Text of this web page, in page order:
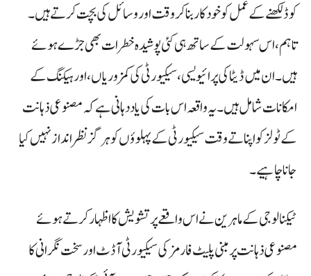
کوڈ لکھنے کے عمل کو خودکار بنا کر وقت اور وسائل کی بچت کرتے ہیں۔
تاہم، اس سہولت کے ساتھ ہی کئی پوشیدہ خطرات بھی جڑے ہوئے
ہیں۔ ان میں ڈیٹا کی پرائیویسی، سیکیورٹی کی کمزوریاں، اور ہیکنگ کے
امکانات شامل ہیں۔ یہ واقعہ اس بات کی یاد دہانی ہے کہ مصنوعی ذہانت
کے ٹولز کو اپناتے وقت سیکیورٹی کے پہلوؤں کو ہرگز نظر انداز نہیں کیا
جانا چاہیے۔
ٹیکنالوجی کے ماہرین نے اس واقعے پر تشویش کا اظہار کرتے ہوئے
مصنوعی ذہانت پر مبنی پلیٹ فارمز کی سیکیورٹی آڈٹ اور سخت نگرانی کا